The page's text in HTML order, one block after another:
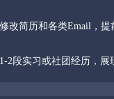
修改简历和各类Email，提
1-2段实习或社团经历，展